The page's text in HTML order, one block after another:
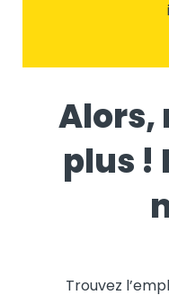
Alors,
plus !
Trouvez